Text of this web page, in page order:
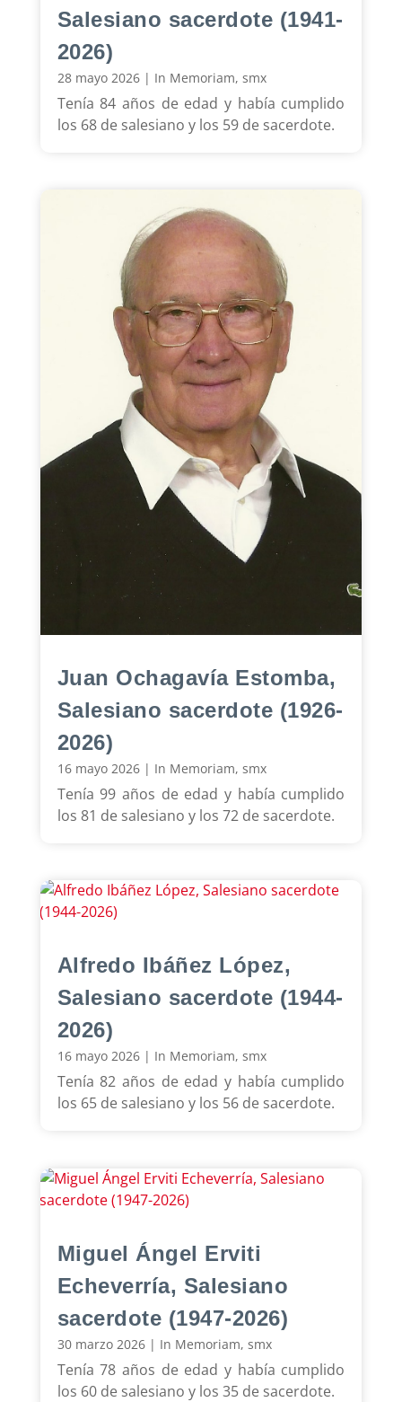
Salesiano sacerdote (1941-
2026)
28 mayo 2026| In Memoriam, smx
Tenía 84 años de edad y había cumplido
los 68 de salesiano y los 59 de sacerdote.
Juan Ochagavía Estomba,
Salesiano sacerdote (1926-
2026)
16 mayo 2026| In Memoriam, smx
Tenía 99 años de edad y había cumplido
los 81 de salesiano y los 72 de sacerdote.
Alfredo Ibáñez López,
Salesiano sacerdote (1944-
2026)
16 mayo 2026| In Memoriam, smx
Tenía 82 años de edad y había cumplido
los 65 de salesiano y los 56 de sacerdote.
Miguel Ángel Erviti
Echeverría, Salesiano
sacerdote (1947-2026)
30 marzo 2026| In Memoriam, smx
Tenía 78 años de edad y había cumplido
los 60 de salesiano y los 35 de sacerdote.